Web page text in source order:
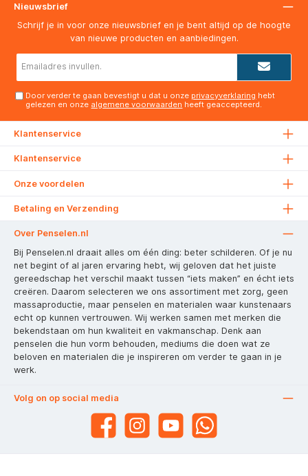
Nieuwsbrief
Schrijf je in voor onze nieuwsbrief en je bent altijd op de hoogte
van nieuwe producten en aanbiedingen.
Door verder te gaan bevestigt u dat u onze privacyverklaring hebt
gelezen en onze algemene voorwaarden heeft geaccepteerd.
Klantenservice
Klantenservice
Onze voordelen
Betaling en Verzending
Over Penselen.nl
Bij Penselen.nl draait alles om één ding: beter schilderen. Of je nu
net begint of al jaren ervaring hebt, wij geloven dat het juiste
gereedschap het verschil maakt tussen “iets maken” en écht iets
creëren. Daarom selecteren we ons assortiment met zorg, geen
massaproductie, maar penselen en materialen waar kunstenaars
echt op kunnen vertrouwen. Wij werken samen met merken die
bekendstaan om hun kwaliteit en vakmanschap. Denk aan
penselen die hun vorm behouden, mediums die doen wat ze
beloven en materialen die je inspireren om verder te gaan in je
werk.
Volg on op social media